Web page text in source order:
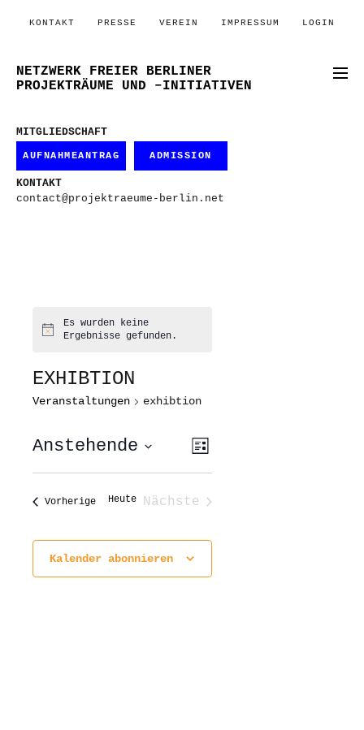
KONTAKT PRESSE VEREIN IMPRESSUM LOGIN
NETZWERK FREIER BERLINER
PROJEKTRÄUME UND –INITIATIVEN
MITGLIEDSCHAFT
AUFNAHMEANTRAG ADMISSION
KONTAKT
contact@projektraeume-berlin.net
Hinweis
Es wurden keine
Ergebnisse gefunden.
EXHIBTION
Veranstaltungen exhibtion
ANSICHTEN-
NAVIGATION
VERANSTALTUNG
ANSICHTEN-
Liste
Anstehende
wählen.
VorherigeVeranstaltungen
Heute
Nächste
Kalender abonnieren